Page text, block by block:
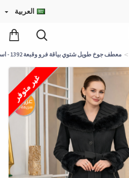
العربية
معطف جوخ طويل شتوي بياقة فرو وقبعة 1392 - اسود
غير متوفر